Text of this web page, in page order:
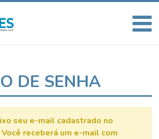
DE SENHA
seu e-mail cadastrado no
receberá um e-mail com